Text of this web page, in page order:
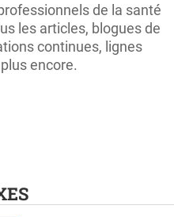
de la santé
les articles, blogues de
continues, lignes
encore.